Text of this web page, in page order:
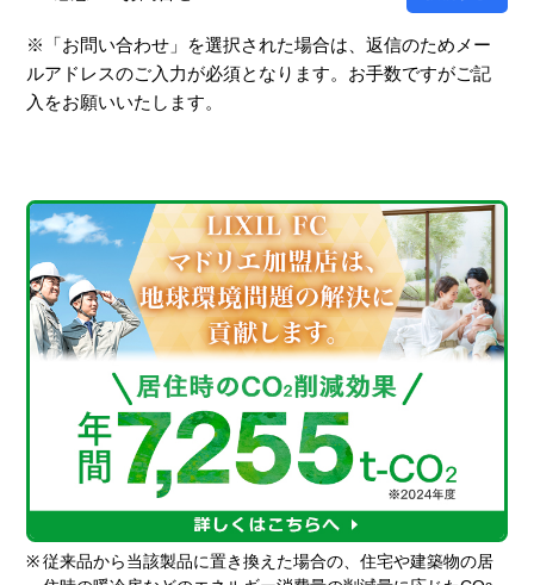
※「お問い合わせ」を選択された場合は、返信のためメー
ルアドレスのご入力が必須となります。お手数ですがご記
入をお願いいたします。
※ 従来品から当該製品に置き換えた場合の、住宅や建築物の居